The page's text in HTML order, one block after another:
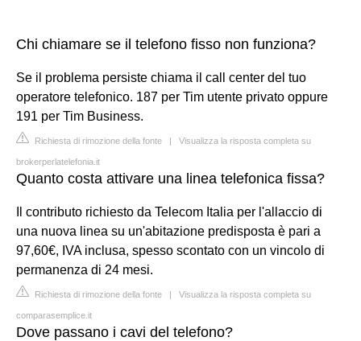
Chi chiamare se il telefono fisso non funziona?
Se il problema persiste chiama il call center del tuo
operatore telefonico. 187 per Tim utente privato oppure
191 per Tim Business.
Richiesta di rimozione della fonte | Visualizza la risposta completa su
brokerperlatelefonia.it
Quanto costa attivare una linea telefonica fissa?
Il contributo richiesto da Telecom Italia per l'allaccio di
una nuova linea su un'abitazione predisposta è pari a
97,60€, IVA inclusa, spesso scontato con un vincolo di
permanenza di 24 mesi.
Richiesta di rimozione della fonte | Visualizza la risposta completa su
comparasemplice.it
Dove passano i cavi del telefono?